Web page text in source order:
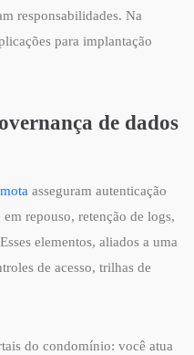
responsabilidades. Na
para implantação
de dados
asseguram autenticação
repouso, retenção de logs,
elementos, aliados a uma
de acesso, trilhas de
do condomínio: você atua